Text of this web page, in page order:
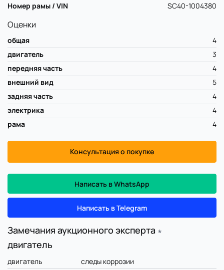
Номер рамы / VIN
SC40-1004380
Оценки
общая
4
двигатель
3
передняя часть
4
внешний вид
5
задняя часть
4
электрика
4
рама
4
Консультация о покупке
Написать в WhatsApp
Написать в Telegram
Замечания аукционного эксперта ∗
двигатель
двигатель
следы коррозии